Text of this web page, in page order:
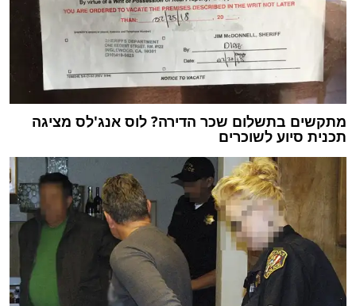
מתקשים בתשלום שכר הדירה? לוס אנג'לס מציגה
תכנית סיוע לשוכרים